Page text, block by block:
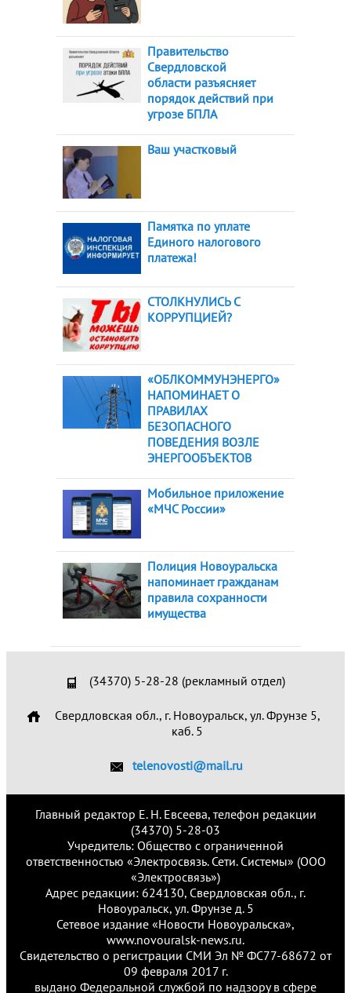
Правительство
Свердловской
области разъясняет
порядок действий при
угрозе БПЛА
Ваш участковый
Памятка по уплате
Единого налогового
платежа!
СТОЛКНУЛИСЬ С
КОРРУПЦИЕЙ?
«ОБЛКОММУНЭНЕРГО»
НАПОМИНАЕТ О
ПРАВИЛАХ
БЕЗОПАСНОГО
ПОВЕДЕНИЯ ВОЗЛЕ
ЭНЕРГООБЪЕКТОВ
Мобильное приложение
«МЧС России»
Полиция Новоуральска
напоминает гражданам
правила сохранности
имущества
(34370) 5-28-28 (рекламный отдел)
Свердловская обл., г. Новоуральск, ул. Фрунзе 5,
каб. 5
telenovosti@mail.ru
Главный редактор Е. Н. Евсеева, телефон редакции
(34370) 5-28-03
Учредитель: Общество с ограниченной
ответственностью «Электросвязь. Сети. Системы» (ООО
«Электросвязь»)
Адрес редакции: 624130, Свердловская обл., г.
Новоуральск, ул. Фрунзе д. 5
Сетевое издание «Новости Новоуральска»,
www.novouralsk-news.ru.
Свидетельство о регистрации СМИ Эл № ФС77-68672 от
09 февраля 2017 г.
выдано Федеральной службой по надзору в сфере